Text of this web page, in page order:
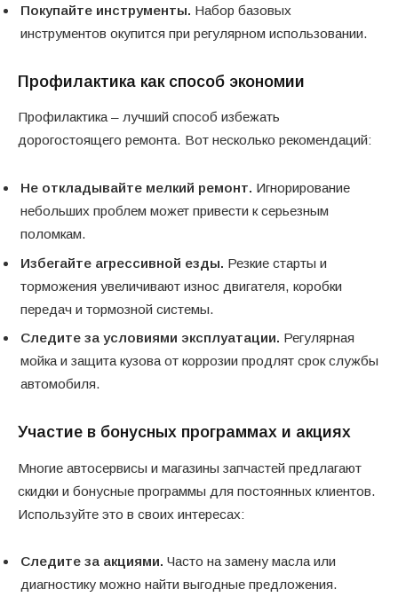
Покупайте инструменты. Набор базовых
инструментов окупится при регулярном использовании.
Профилактика как способ экономии
Профилактика – лучший способ избежать
дорогостоящего ремонта. Вот несколько рекомендаций:
Не откладывайте мелкий ремонт. Игнорирование
небольших проблем может привести к серьезным
поломкам.
Избегайте агрессивной езды. Резкие старты и
торможения увеличивают износ двигателя, коробки
передач и тормозной системы.
Следите за условиями эксплуатации. Регулярная
мойка и защита кузова от коррозии продлят срок службы
автомобиля.
Участие в бонусных программах и акциях
Многие автосервисы и магазины запчастей предлагают
скидки и бонусные программы для постоянных клиентов.
Используйте это в своих интересах:
Следите за акциями. Часто на замену масла или
диагностику можно найти выгодные предложения.